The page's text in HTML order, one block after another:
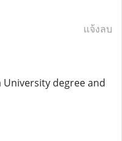
แจ้งลบ
degree and